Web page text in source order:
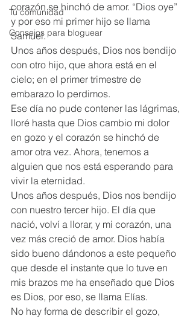
Tu comunidad
Consejos para bloguear
corazón se hinchó de amor. “Dios oye”
y por eso mi primer hijo se llama
Samuel.
Unos años después, Dios nos bendijo
con otro hijo, que ahora está en el
cielo; en el primer trimestre de
embarazo lo perdimos.
Ese día no pude contener las lágrimas,
lloré hasta que Dios cambio mi dolor
en gozo y el corazón se hinchó de
amor otra vez. Ahora, tenemos a
alguien que nos está esperando para
vivir la eternidad.
Unos años después, Dios nos bendijo
con nuestro tercer hijo. El día que
nació, volví a llorar, y mi corazón, una
vez más creció de amor. Dios había
sido bueno dándonos a este pequeño
que desde el instante que lo tuve en
mis brazos me ha enseñado que Dios
es Dios, por eso, se llama Elías.
No hay forma de describir el gozo,